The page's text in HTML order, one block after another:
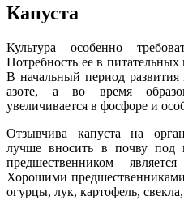
Капуста
Культура особенно
Потребность ее в питательных
В начальный период развития
азоте, а во время
увеличивается в фосфоре и
Отзывчива капуста на
лучше вносить в почву
предшественником
Хорошими
огурцы, лук, картофель,